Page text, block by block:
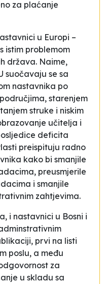
za plaćanje
u Europi –
istim problemom
država. Naime,
suočavaju se sa
nastavnika po
starenjem
struke i niskim
učitelja i
deficita
preispituju radno
kako bi smanjile
preusmjerile
i smanjile
zahtjevima.
i nastavnici u Bosni i
prvi na listi
poslu, a među
za
u skladu sa